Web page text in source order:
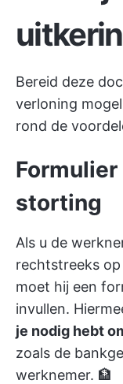
Bereid deze
verloning
rond de
storting
Als u de
rechtstreeks
moet hij een
invullen.
je nodig hebt
zoals de
werknemer. 🏦